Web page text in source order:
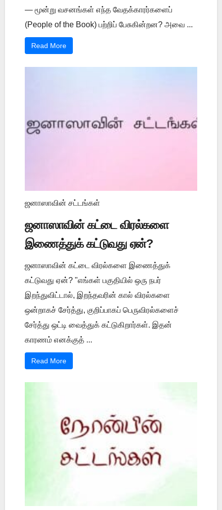
— மூன்று வசனங்கள் எந்த வேதக்காரர்களைப்
(People of the Book) பற்றிப் பேசுகின்றன? அவை ...
Read More
ஜனாஸாவின் சட்டங்கள்
ஜனாஸாவின் கட்டை விரல்களை
இணைத்துக் கட்டுவது ஏன்?
ஜனாஸாவின் கட்டை விரல்களை இணைத்துக்
கட்டுவது ஏன்? "எங்கள் பகுதியில் ஒரு நபர்
இறந்துவிட்டால், இறந்தவரின் கால் விரல்களை
ஒன்றாகச் சேர்த்து, குறிப்பாகப் பெருவிரல்களைச்
சேர்த்து ஒட்டி வைத்துக் கட்டுகிறார்கள். இதன்
காரணம் எனக்குத் ...
Read More